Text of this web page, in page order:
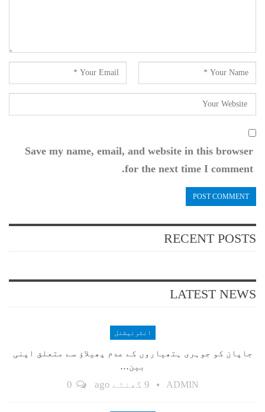
Save my name, email, and website in this browser
for the next time I comment.
RECENT POSTS
LATEST NEWS
انٹرنیشنل
جاپان کو جوہری ہتھیاروں کے عدم پھیلاؤ سے متعلق اپنی
بین…
ADMIN 9 گھنٹے ago